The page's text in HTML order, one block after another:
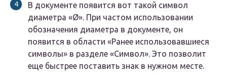
В документе появится вот такой символ
диаметра «Ø». При частом использовании
обозначения диаметра в документе, он
появится в области «Ранее использовавшиеся
символы» в разделе «Символ». Это позволит
еще быстрее поставить знак в нужном месте.